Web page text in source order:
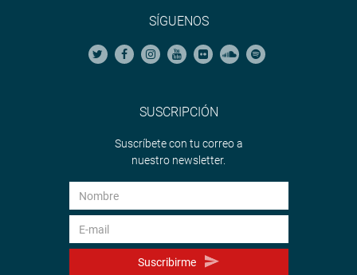
SÍGUENOS
SUSCRIPCIÓN
Suscríbete con tu correo a
nuestro newsletter.
Suscribirme